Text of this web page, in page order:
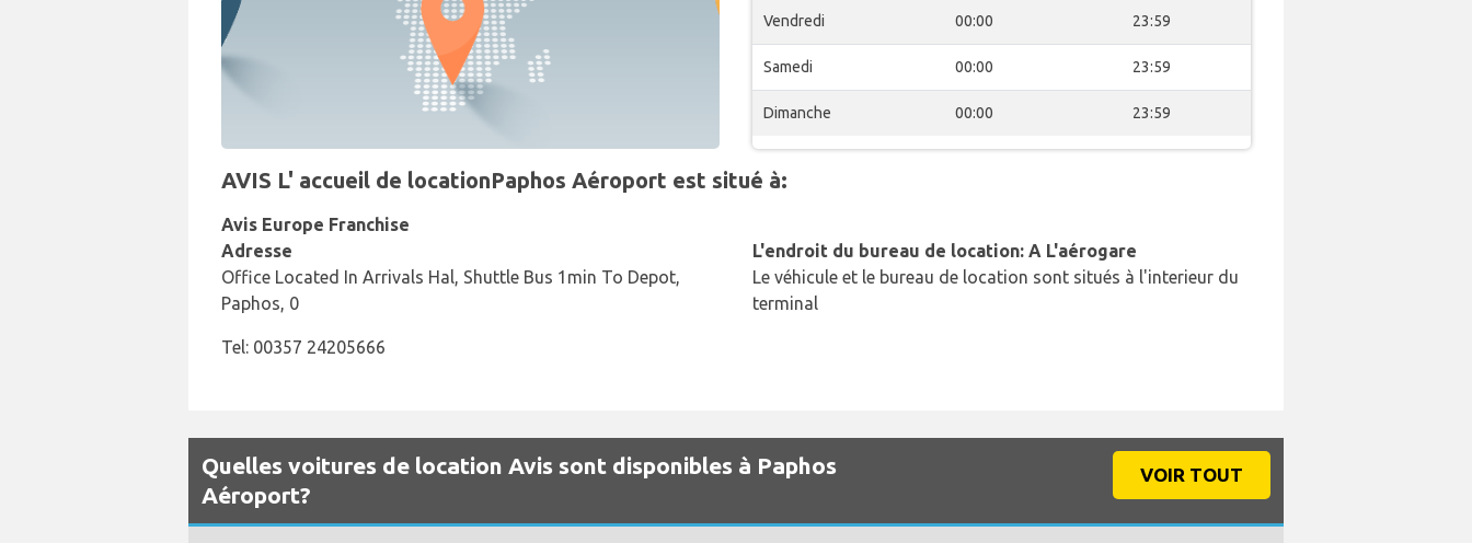
Vendredi 00:00 23:59
Samedi 00:00 23:59
Dimanche 00:00 23:59
AVIS L' accueil de locationPaphos Aéroport est situé à:
Avis Europe Franchise
Adresse
Office Located In Arrivals Hal, Shuttle Bus 1min To Depot,
Paphos, 0
Tel: 00357 24205666
L'endroit du bureau de location: A L'aérogare
Le véhicule et le bureau de location sont situés à l'interieur du
terminal
Quelles voitures de location Avis sont disponibles à Paphos
Aéroport?
VOIR TOUT